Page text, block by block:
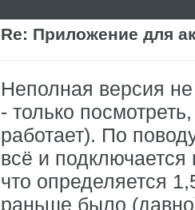
Re: Приложение для
Неполная версия
- только
работает). По
всё и подключается
что определяется
раньше было